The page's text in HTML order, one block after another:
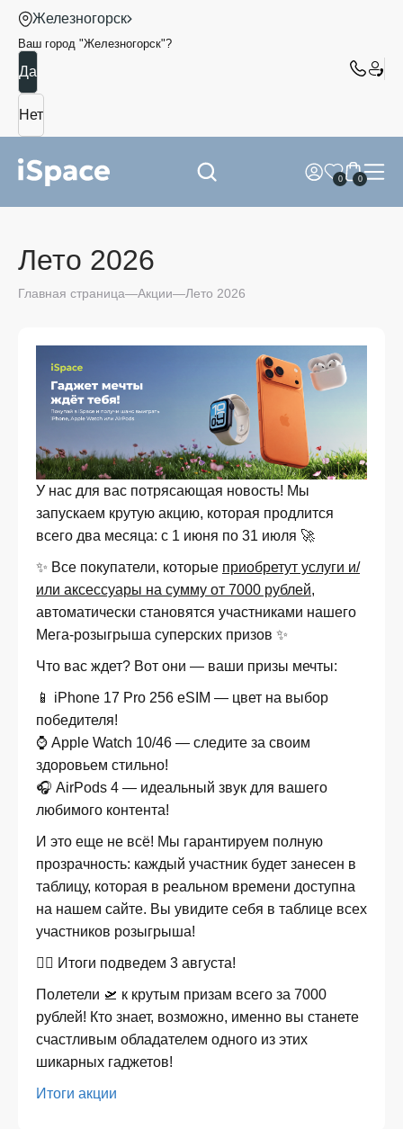
Железногорск
Ваш город "Железногорск"?
0 0
Лето 2026
Главная страница Акции Лето 2026
У нас для вас потрясающая новость! Мы
запускаем крутую акцию, которая продлится
всего два месяца: с 1 июня по 31 июля 🚀
✨ Все покупатели, которые приобретут услуги и/
или аксессуары на сумму от 7000 рублей,
автоматически становятся участниками нашего
Мега-розыгрыша суперских призов ✨
Что вас ждет? Вот они — ваши призы мечты:
📱 iPhone 17 Pro 256 eSIM — цвет на выбор
победителя!
⌚️ Apple Watch 10/46 — следите за своим
здоровьем стильно!
🎧 AirPods 4 — идеальный звук для вашего
любимого контента!
И это еще не всё! Мы гарантируем полную
прозрачность: каждый участник будет занесен в
таблицу, которая в реальном времени доступна
на нашем сайте. Вы увидите себя в таблице всех
участников розыгрыша!
✍🏿 Итоги подведем 3 августа!
Полетели 🛫 к крутым призам всего за 7000
рублей! Кто знает, возможно, именно вы станете
счастливым обладателем одного из этих
шикарных гаджетов!
Итоги акции